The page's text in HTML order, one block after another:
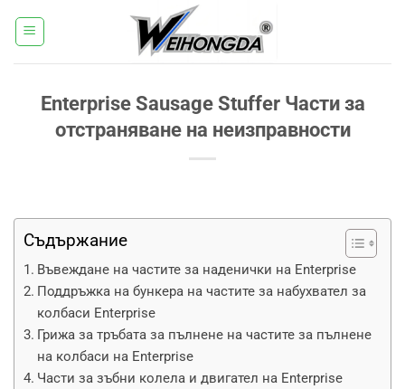
към
Enterprise Sausage Stuffer Части за
отстраняване на неизправности
Съдържание
Въвеждане на частите за наденички на Enterprise
Поддръжка на бункера на частите за набухвател за
колбаси Enterprise
Грижа за тръбата за пълнене на частите за пълнене
на колбаси на Enterprise
Части за зъбни колела и двигател на Enterprise